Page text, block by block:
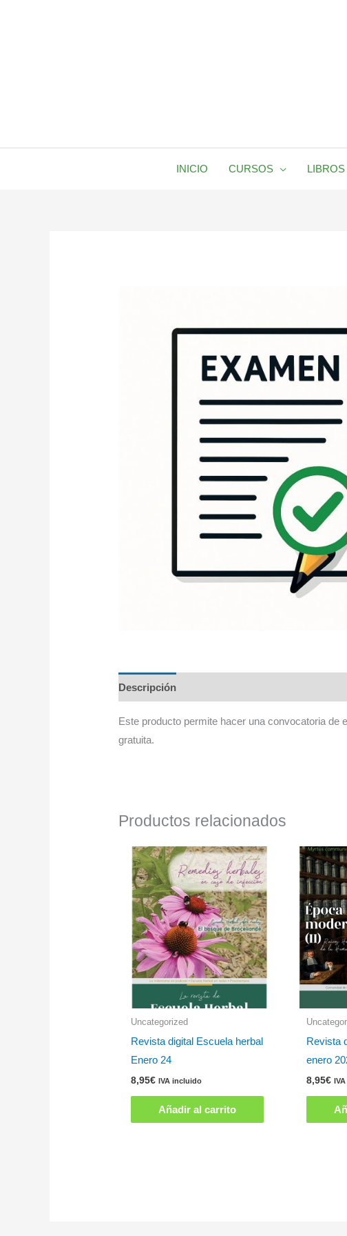
INICIO CURSOS LIBROS
Descripción
Este producto permite hacer una convocatoria de
gratuita.
Productos relacionados
Uncategorized
Revista digital Escuela herbal
Enero 24
8,95€ IVA incluido
Añadir al carrito
Revista
enero
8,95€